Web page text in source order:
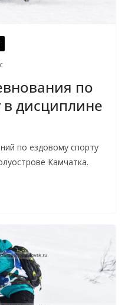
по
в дисциплине
по ездовому спорту
Камчатка.